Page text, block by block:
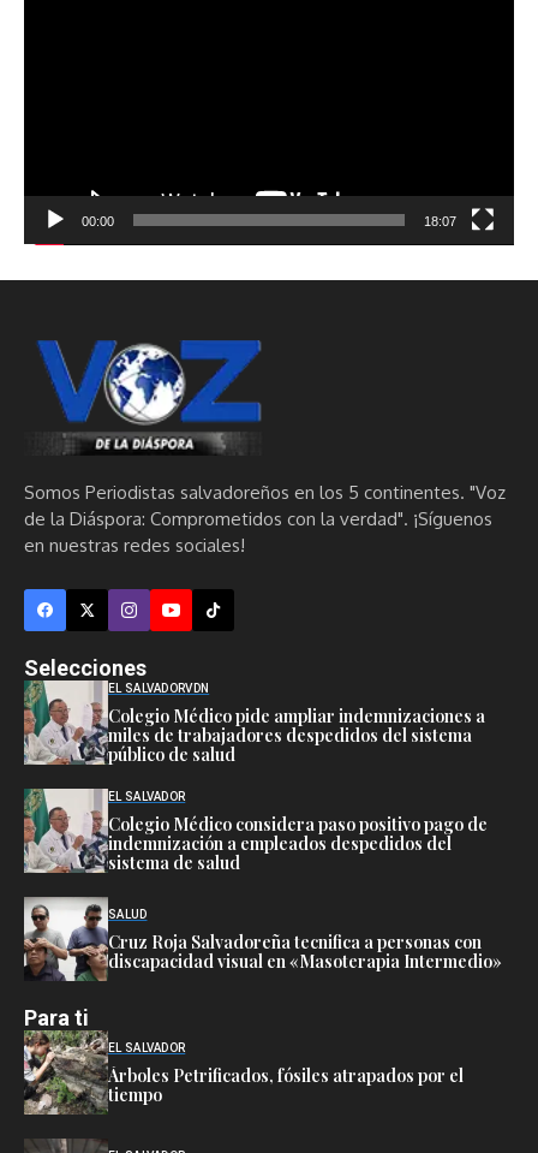
00:00 18:07
Somos Periodistas salvadoreños en los 5 continentes. "Voz
de la Diáspora: Comprometidos con la verdad". ¡Síguenos
en nuestras redes sociales!
Selecciones
EL SALVADORVDN
Colegio Médico pide ampliar indemnizaciones a
miles de trabajadores despedidos del sistema
público de salud
EL SALVADOR
Colegio Médico considera paso positivo pago de
indemnización a empleados despedidos del
sistema de salud
SALUD
Cruz Roja Salvadoreña tecnifica a personas con
discapacidad visual en «Masoterapia Intermedio»
Para ti
EL SALVADOR
Árboles Petrificados, fósiles atrapados por el
tiempo